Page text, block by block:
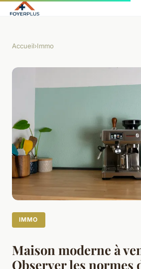
Accueil›Immo
IMMO
Maison moderne à
Observer les normes